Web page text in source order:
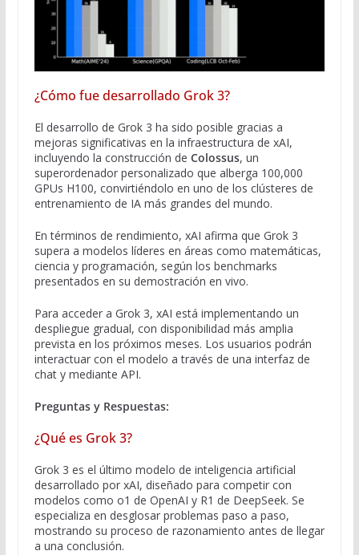
¿Cómo fue desarrollado Grok 3?
El desarrollo de Grok 3 ha sido posible gracias a
mejoras significativas en la infraestructura de xAI,
incluyendo la construcción de Colossus, un
superordenador personalizado que alberga 100,000
GPUs H100, convirtiéndolo en uno de los clústeres de
entrenamiento de IA más grandes del mundo.
En términos de rendimiento, xAI afirma que Grok 3
supera a modelos líderes en áreas como matemáticas,
ciencia y programación, según los benchmarks
presentados en su demostración en vivo.
Para acceder a Grok 3, xAI está implementando un
despliegue gradual, con disponibilidad más amplia
prevista en los próximos meses. Los usuarios podrán
interactuar con el modelo a través de una interfaz de
chat y mediante API.
Preguntas y Respuestas:
¿Qué es Grok 3?
Grok 3 es el último modelo de inteligencia artificial
desarrollado por xAI, diseñado para competir con
modelos como o1 de OpenAI y R1 de DeepSeek. Se
especializa en desglosar problemas paso a paso,
mostrando su proceso de razonamiento antes de llegar
a una conclusión.